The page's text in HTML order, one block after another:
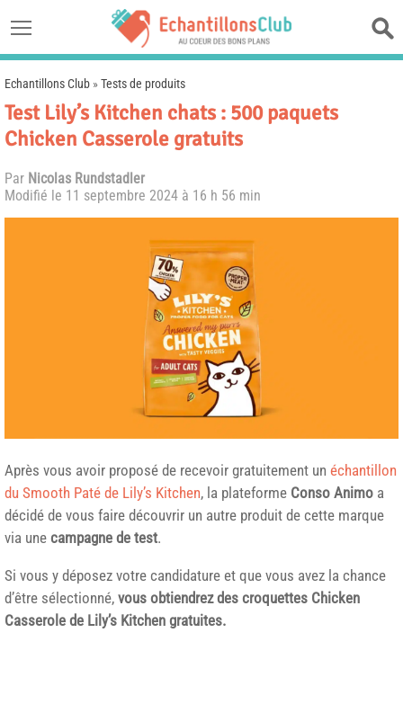
Echantillons Club »Tests de produits
Test Lily’s Kitchen chats : 500 paquets
Chicken Casserole gratuits
Par Nicolas Rundstadler
Modifié le 11 septembre 2024 à 16 h 56 min
Après vous avoir proposé de recevoir gratuitement un échantillon
du Smooth Paté de Lily’s Kitchen, la plateforme Conso Animo a
décidé de vous faire découvrir un autre produit de cette marque
via une campagne de test.
Si vous y déposez votre candidature et que vous avez la chance
d’être sélectionné, vous obtiendrez des croquettes Chicken
Casserole de Lily’s Kitchen gratuites.